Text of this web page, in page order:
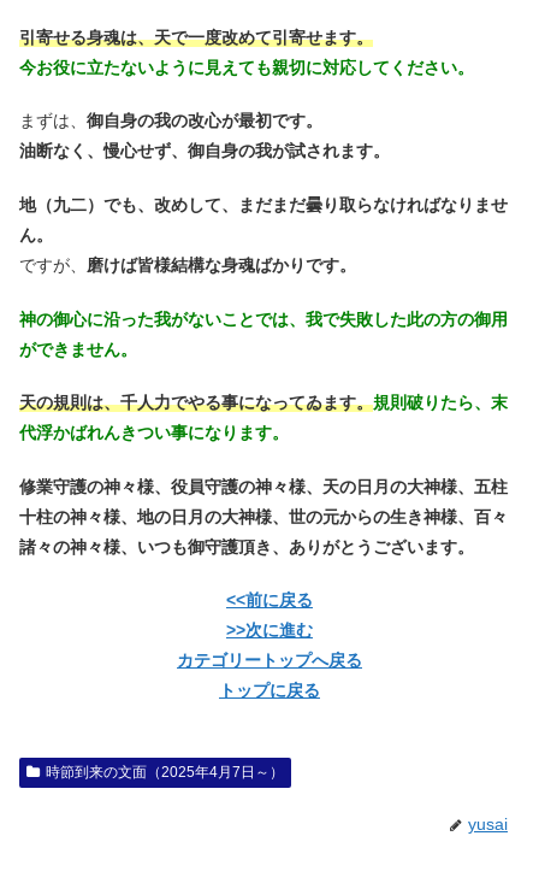
引寄せる身魂は、天で一度改めて引寄せます。
今お役に立たないように見えても親切に対応してください。
まずは、 御自身の我の改心が最初です。
油断なく、慢心せず、御自身の我が試されます。
地（九二）でも、改めして、まだまだ曇り取らなければなりませ
ん。
ですが、 磨けば皆様結構な身魂ばかりです。
神の御心に沿った我がないことでは、我で失敗した此の方の御用
ができません。
天の規則は、千人力でやる事になってゐます。規則破りたら、末
代浮かばれんきつい事になります。
修業守護の神々様、役員守護の神々様、天の日月の大神様、五柱
十柱の神々様、地の日月の大神様、世の元からの生き神様、百々
諸々の神々様、いつも御守護頂き、ありがとうございます。
<<前に戻る
>>次に進む
カテゴリートップへ戻る
トップに戻る
時節到来の文面（2025年4月7日～）
yusai